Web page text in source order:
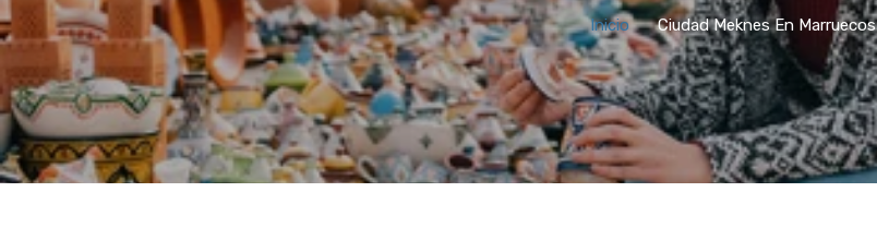
Inicio Ciudad Meknes En Marruecos